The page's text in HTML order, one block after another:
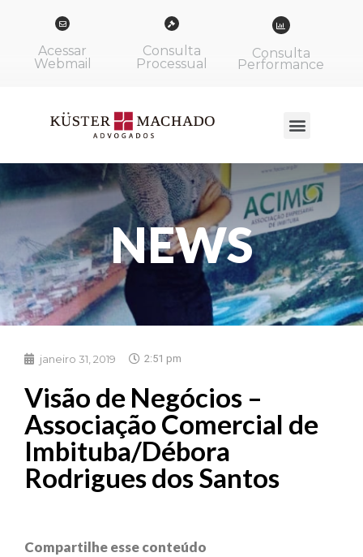
Acessar
Webmail
Consulta
Processual
Consulta
Performance
NEWS
janeiro 31, 2019 2:51 pm
Visão de Negócios –
Associação Comercial de
Imbituba/Débora
Rodrigues dos Santos
Compartilhe esse conteúdo